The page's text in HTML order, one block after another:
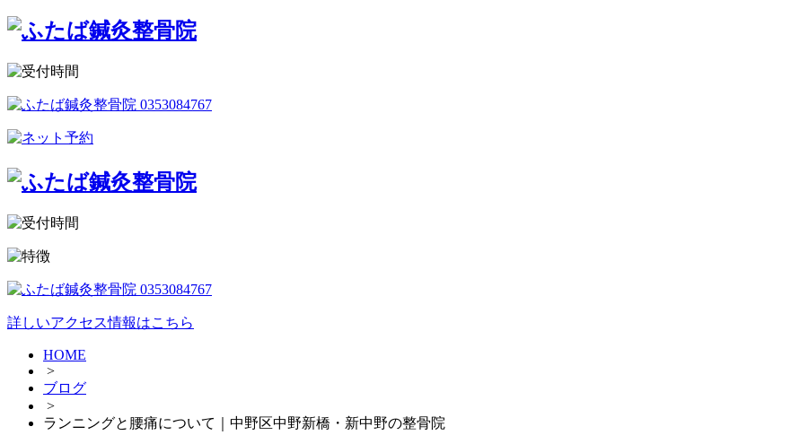
詳しいアクセス情報はこちら
HOME
>
ブログ
>
ランニングと腰痛について｜中野区中野新橋・新中野の整骨院